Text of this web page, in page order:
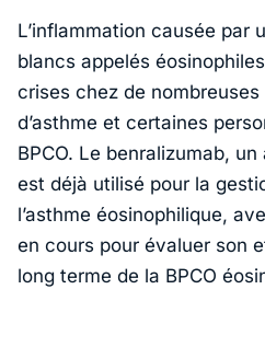
L’inflammation causée par
blancs appelés
crises chez de
d’asthme et certaines
BPCO. Le benralizumab,
est déjà utilisé pour la
l’asthme éosinophilique,
en cours pour évaluer son
long terme de la BPCO